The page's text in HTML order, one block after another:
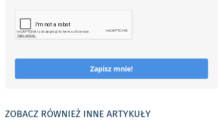
Zapisz mnie!
ZOBACZ RÓWNIEŻ INNE ARTYKUŁY